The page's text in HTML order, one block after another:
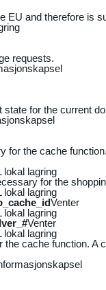
EU and therefore is
requests.
for the current
for the cache
lokal lagring
for the
lokal lagring
Venter
lokal lagring
Venter
lokal lagring
cache function. A